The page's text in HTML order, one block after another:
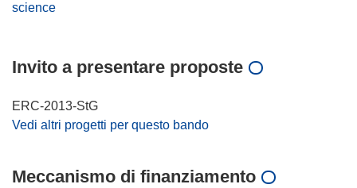
science
Invito a presentare proposte
ERC-2013-StG
Vedi altri progetti per questo bando
Meccanismo di finanziamento